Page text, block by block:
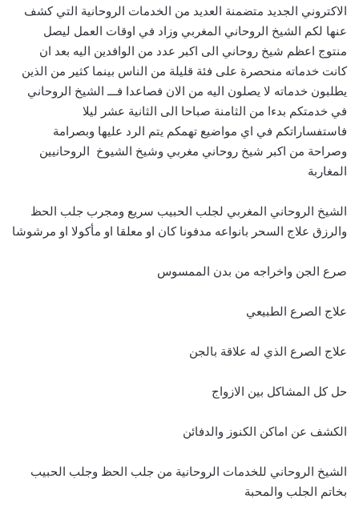
الاكتروني الجديد متضمنة العديد من الخدمات الروحانية التي كشف
عنها لكم الشيخ الروحاني المغربي وزاد في اوقات العمل ليصل
منتوج اعظم شيخ روحاني الى اكبر عدد من الوافدين اليه بعد ان
كانت خدماته منحصرة على فئة قليلة من الناس بينما كثير من الذين
يطلبون خدماته لا يصلون اليه من الان فصاعدا فـــ الشيخ الروحاني
في خدمتكم بدءا من الثامنة صباحا الى الثانية عشر ليلا
فاستفساراتكم في اي مواضيع تهمكم يتم الرد عليها وبصرامة
وصراحة من اكبر شيخ روحاني مغربي وشيخ الشيوخ الروحانيين
المغاربة
الشيخ الروحاني المغربي لجلب الحبيب سريع ومجرب جلب الحظ
والرزق علاج السحر بانواعه مدفونا كان او معلقا او مأكولا او مرشوشا
صرع الجن واخراجه من بدن الممسوس
علاج الصرع الطبيعي
علاج الصرع الذي له علاقة بالجن
حل كل المشاكل بين الازواج
الكشف عن اماكن الكنوز والدفائن
الشيخ الروحاني للخدمات الروحانية من جلب الحظ وجلب الحبيب
بخاتم الجلب والمحبة